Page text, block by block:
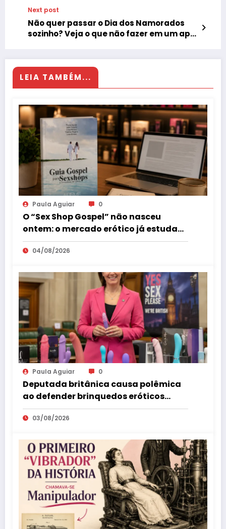
Next post
Não quer passar o Dia dos Namorados
sozinho? Veja o que não fazer em um app
LEIA TAMBÉM...
Paula Aguiar 0
O “Sex Shop Gospel” não nasceu
ontem: o mercado erótico já estuda
esse consumidor há mais de uma
década
04/08/2026
Paula Aguiar 0
Deputada britânica causa polêmica
ao defender brinquedos eróticos
como parte da educação sexual
03/08/2026